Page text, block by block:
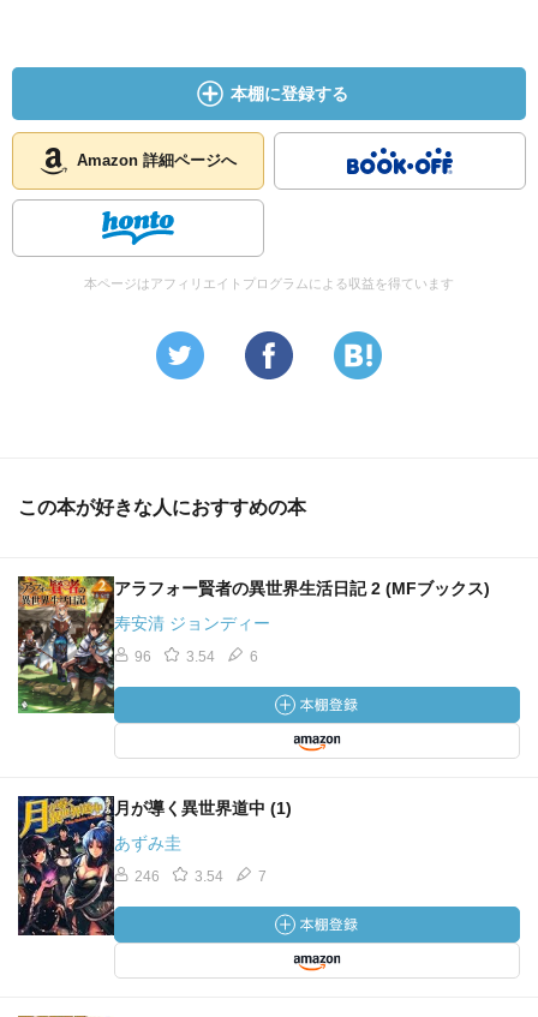
本棚に登録する
Amazon 詳細ページへ
本ページはアフィリエイトプログラムによる収益を得ています
この本が好きな人におすすめの本
アラフォー賢者の異世界生活日記 2 (MFブックス)
寿安清 ジョンディー
96 3.54 6
月が導く異世界道中 (1)
あずみ圭
246 3.54 7